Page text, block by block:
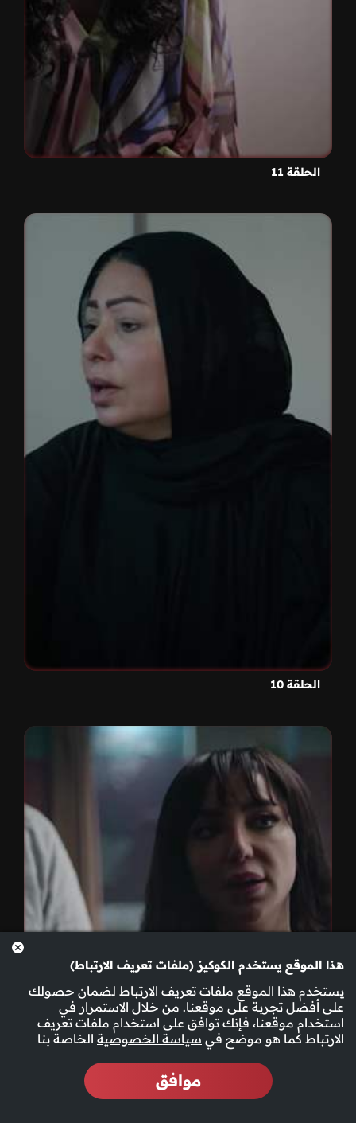
الحلقة 11
الحلقة 10
هذا الموقع يستخدم الكوكيز (ملفات تعريف الارتباط)
يستخدم هذا الموقع ملفات تعريف الارتباط لضمان حصولك
على أفضل تجربة على موقعنا. من خلال الاستمرار في
استخدام موقعنا، فإنك توافق على استخدام ملفات تعريف
الارتباط كما هو موضح في سياسة الخصوصية الخاصة بنا
موافق